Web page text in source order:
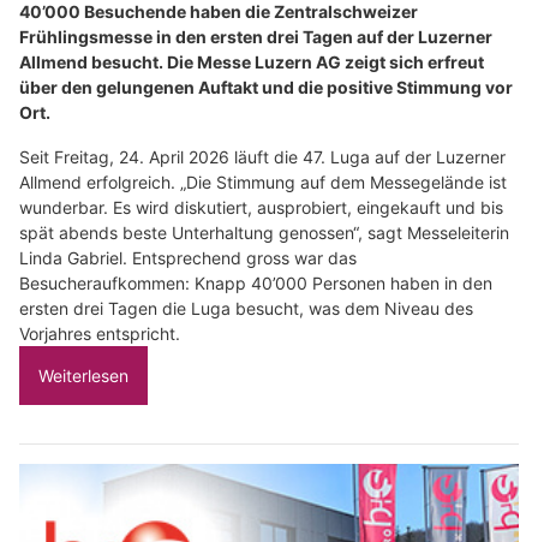
40’000 Besuchende haben die Zentralschweizer
Frühlingsmesse in den ersten drei Tagen auf der Luzerner
Allmend besucht. Die Messe Luzern AG zeigt sich erfreut
über den gelungenen Auftakt und die positive Stimmung vor
Ort.
Seit Freitag, 24. April 2026 läuft die 47. Luga auf der Luzerner
Allmend erfolgreich. „Die Stimmung auf dem Messegelände ist
wunderbar. Es wird diskutiert, ausprobiert, eingekauft und bis
spät abends beste Unterhaltung genossen“, sagt Messeleiterin
Linda Gabriel. Entsprechend gross war das
Besucheraufkommen: Knapp 40’000 Personen haben in den
ersten drei Tagen die Luga besucht, was dem Niveau des
Vorjahres entspricht.
Weiterlesen